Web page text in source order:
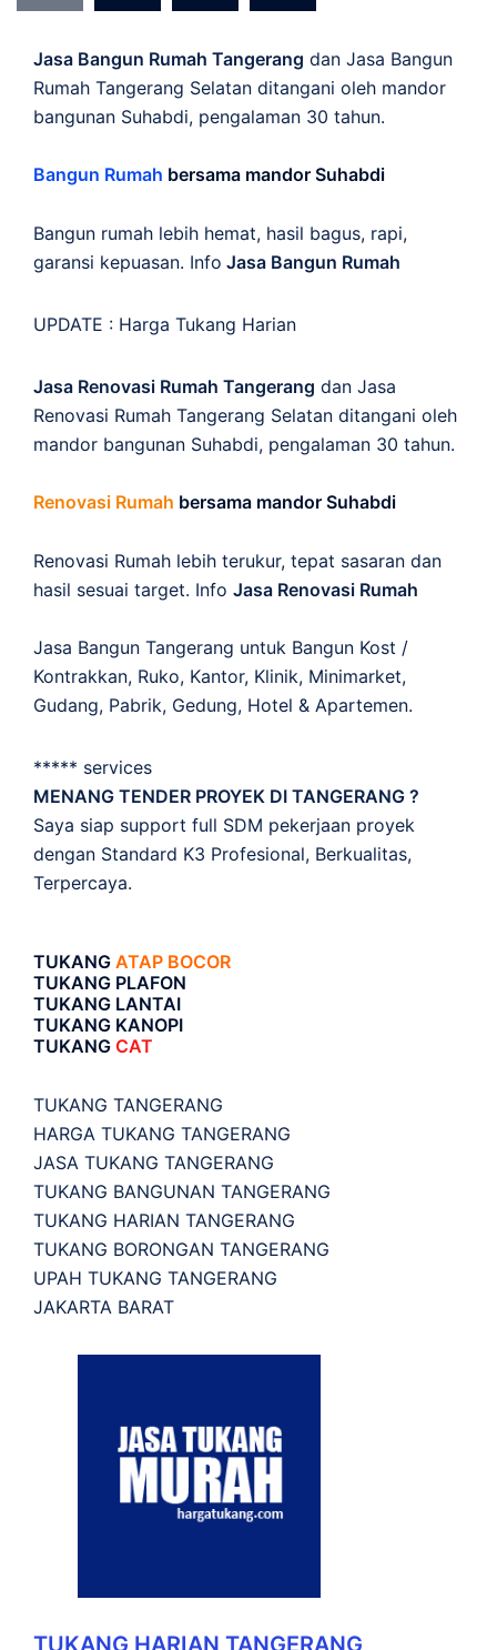
Jasa Bangun Rumah Tangerang dan Jasa Bangun
Rumah Tangerang Selatan ditangani oleh mandor
bangunan Suhabdi, pengalaman 30 tahun.
Bangun Rumah bersama mandor Suhabdi
Bangun rumah lebih hemat, hasil bagus, rapi,
garansi kepuasan. Info Jasa Bangun Rumah
UPDATE : Harga Tukang Harian
Jasa Renovasi Rumah Tangerang dan Jasa
Renovasi Rumah Tangerang Selatan ditangani oleh
mandor bangunan Suhabdi, pengalaman 30 tahun.
Renovasi Rumah bersama mandor Suhabdi
Renovasi Rumah lebih terukur, tepat sasaran dan
hasil sesuai target. Info Jasa Renovasi Rumah
Jasa Bangun Tangerang untuk Bangun Kost /
Kontrakkan, Ruko, Kantor, Klinik, Minimarket,
Gudang, Pabrik, Gedung, Hotel & Apartemen.
***** services
MENANG TENDER PROYEK DI TANGERANG ?
Saya siap support full SDM pekerjaan proyek
dengan Standard K3 Profesional, Berkualitas,
Terpercaya.
TUKANG ATAP BOCOR
TUKANG PLAFON
TUKANG LANTAI
TUKANG KANOPI
TUKANG CAT
TUKANG TANGERANG
HARGA TUKANG TANGERANG
JASA TUKANG TANGERANG
TUKANG BANGUNAN TANGERANG
TUKANG HARIAN TANGERANG
TUKANG BORONGAN TANGERANG
UPAH TUKANG TANGERANG
JAKARTA BARAT
TUKANG HARIAN TANGERANG